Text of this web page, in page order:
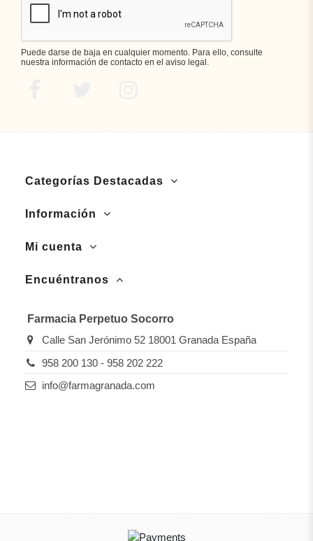
Puede darse de baja en cualquier momento. Para ello, consulte
nuestra información de contacto en el aviso legal.
Categorías Destacadas
Información
Mi cuenta
Encuéntranos
Farmacia Perpetuo Socorro
Calle San Jerónimo 52 18001 Granada España
958 200 130 - 958 202 222
info@farmagranada.com